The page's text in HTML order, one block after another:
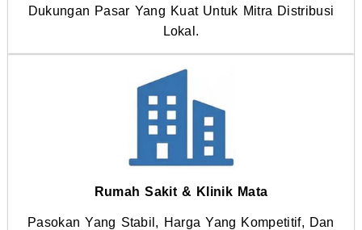
Dukungan Pasar Yang Kuat Untuk Mitra Distribusi
Lokal.
Rumah Sakit & Klinik Mata
Pasokan Yang Stabil, Harga Yang Kompetitif, Dan